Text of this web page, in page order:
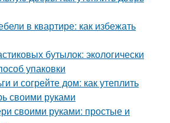
в квартире: как избежать
бутылок: экологически
упаковки
и согрейте дом: как утеплить
своими руками
своими руками: простые и